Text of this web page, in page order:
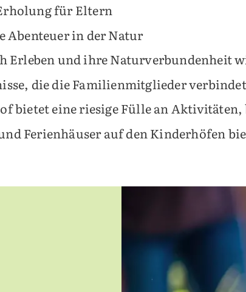
für Eltern
Abenteuer in der Natur
Erleben und ihre Naturverbundenheit
die die Familienmitglieder verbindet
bietet eine riesige Fülle an
Ferienhäuser auf den Kinderhöfen